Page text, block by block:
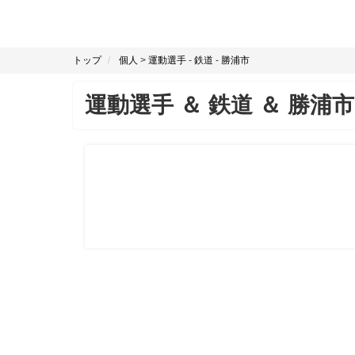
トップ 個人 > 運動選手 - 鉄道 - 勝浦市
運動選手 ＆ 鉄道 ＆ 勝浦市